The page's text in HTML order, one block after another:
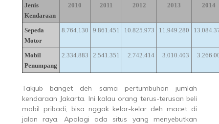
Jenis
Kendaraan
2010 2011 2012 2013 2014
Sepeda
Motor
8.764.130 9.861.451 10.825.973 11.949.280
Mobil
Penumpang
2.334.883 2.541.351 2.742.414 3.010.403
Takjub banget deh sama pertumbuhan jumlah
kendaraan Jakarta. Ini kalau orang terus-terusan beli
mobil pribadi, bisa nggak kelar-kelar deh macet di
jalan raya. Apalagi ada situs yang menyebutkan